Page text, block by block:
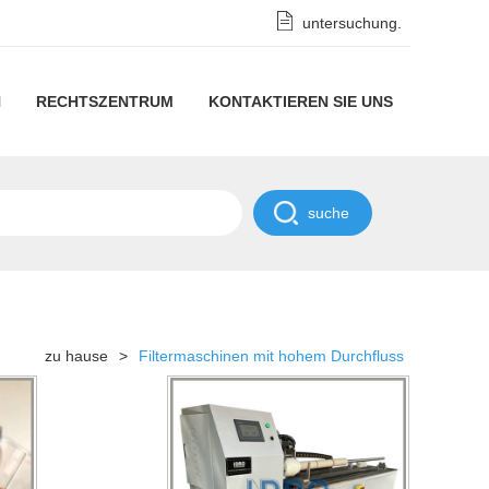
untersuchung.
RECHTSZENTRUM
Geheimhaltungsrichtlinie
KONTAKTIEREN SIE UNS
zu hause > Filtermaschinen mit hohem Durchfluss